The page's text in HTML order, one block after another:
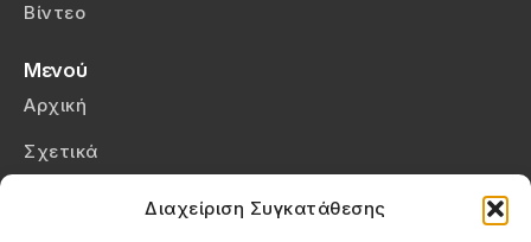
Διαχείριση Συγκατάθεσης
Βίντεο
Μενού
Αρχική
Σχετικά